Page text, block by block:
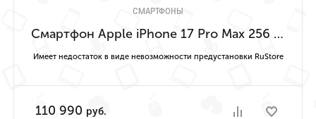
СМАРТФОНЫ
Смартфон Apple iPhone 17 Pro Max 256 ГБ (Серебристый | Silver) Имеет недостаток в виде невозможности предустановки RuStore
Имеет недостаток в виде невозможности предустановки RuStore
110 990 руб.